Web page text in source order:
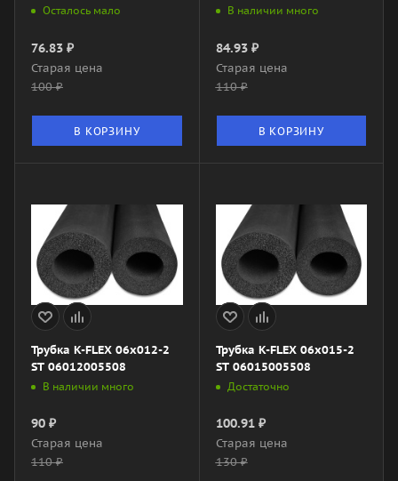
Осталось мало
76.83 ₽
Старая цена
100₽
В КОРЗИНУ
В наличии много
84.93₽
Старая цена
110₽
В КОРЗИНУ
Трубка K-FLEX 06x012-2
ST 06012005508
В наличии много
90 ₽
Старая цена
110₽
Трубка K-FLEX 06x015-2
ST 06015005508
Достаточно
100.91₽
Старая цена
130₽